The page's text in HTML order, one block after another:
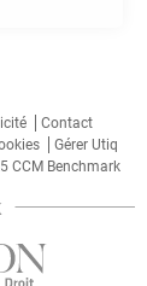
Contact
Gérer Utiq
CCM Benchmark